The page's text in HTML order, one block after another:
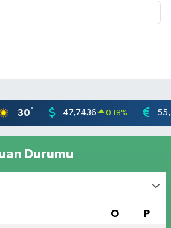
30° 47,7436 0.18%
Durumu
O P